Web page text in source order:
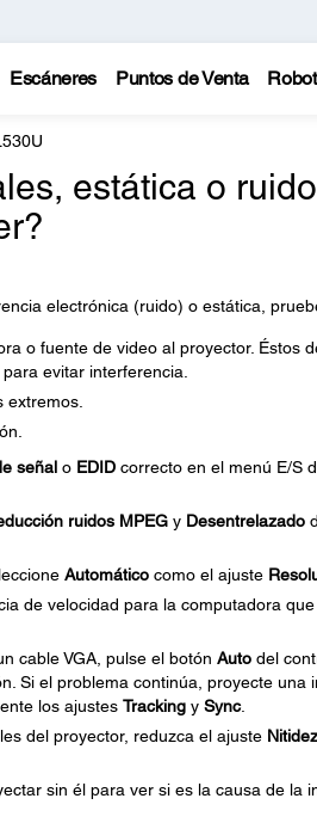
Escáneres Puntos de Venta
estática o
electrónica (ruido) o estática,
o fuente de video al proyector. Éstos
evitar interferencia.
señalo EDIDcorrecto en el menú E/S
ruidos MPEGy Desentrelazado
Automáticocomo el ajuste
de velocidad para la computadora
cable VGA, pulse el botón Autodel
Si el problema continúa, proyecte una
los ajustes Trackingy Sync.
del proyector, reduzca el ajuste Nitidez
sin él para ver si es la causa de la